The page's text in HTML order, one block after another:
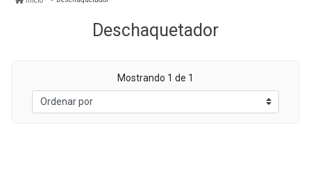
Deschaquetador
Mostrando 1 de 1